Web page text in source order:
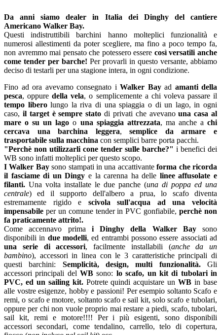
Da anni siamo dealer in Italia dei Dinghy del cantiere
Americano Walker Bay.
Questi indistruttibili barchini hanno molteplici funzionalità e
numerosi allestimenti da poter scegliere, ma fino a poco tempo fa,
non avremmo mai pensato che potessero essere così versatili anche
come tender per barche! Per provarli in questo versante, abbiamo
deciso di testarli per una stagione intera, in ogni condizione.
Fino ad ora avevamo consegnato i Walker Bayad amanti della
pesca, oppuredella vela, o semplicemente a chi voleva passare il
tempo liberolungo la riva di una spiaggia o di un lago, in ogni
caso, il target è sempre stato di privati che avevanouna casa al
mare o su un lago o una spiaggia attrezzata, ma anche achi
cercava una barchina leggera,semplice da armare e
trasportabile sulla macchina con semplici barre porta pacchi.
"Perchè non utilizzarli cone tender sulle barche?" i benefici dei
WB sono infatti molteplici per questo scopo.
I Walker Baysono stampati in una accattivanteforma che ricorda
il fasciame di un Dingy e la carenna ha delle linee affusolate e
filanti. Una volta installate le due panche (una di poppa ed una
centrale) ed il supporto dell'albero a prua, lo scafo diventa
estremamente rigido e scivola sull'acqua ad una velocità
impensabile per un comune tender in PVC gonfiabile,perchè non
fa praticamente attrito!.
Come accennavo prima i Dinghy della Walker Baysono
disponibili in due modelli, ed entrambi possono essere associati ad
una serie di accessori, facilmente installabili (anche da un
bambino), accessori in linea con le 3 caratteristiche principali di
questi barchini: Semplicità, design, multi funzionalità.Gli
accessori principali delWB sono: lo scafo, un kit di tubolari in
PVC, ed un sailing kit.Potrete quindi acquistare unWB in base
alle vostre esigenze, hobby e passioni! Per esempio soltanto Scafo e
remi, o scafo e motore, soltanto scafo e sail kit, solo scafo e tubolari,
oppure per chi non vuole proprio mai restare a piedi, scafo, tubolari,
sail kit, remi e motore!!!! Per i più esigenti, sono disponibili
accessori secondari, come tendalino, carrello, telo di copertura,